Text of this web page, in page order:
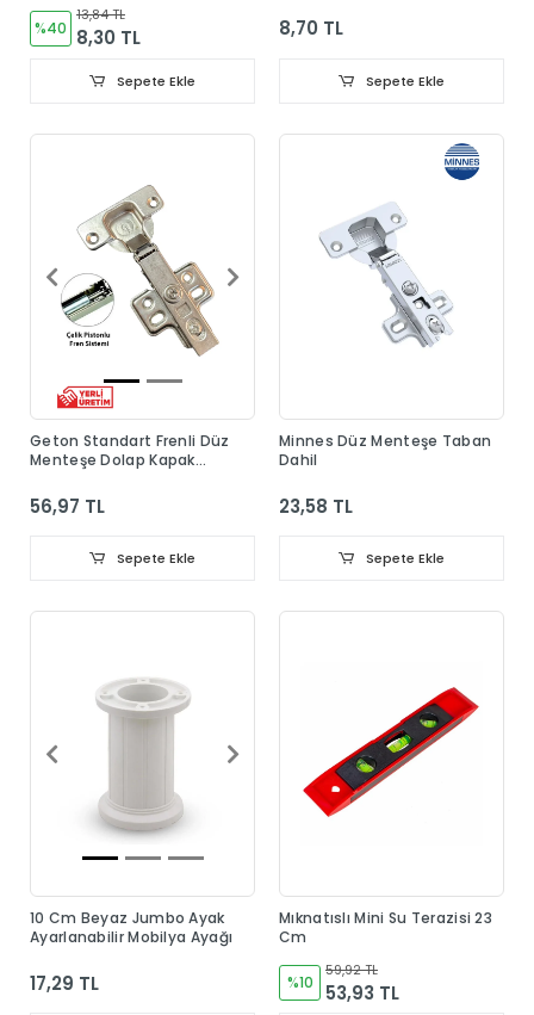
%40
13,84 TL
8,30 TL
Sepete Ekle
8,70 TL
Sepete Ekle
Geton Standart Frenli Düz
Menteşe Dolap Kapak
56,97 TL
Sepete Ekle
Minnes Düz Menteşe Taban
Dahil
23,58 TL
Sepete Ekle
10 Cm Beyaz Jumbo Ayak
Ayarlanabilir Mobilya Ayağı
17,29 TL
Mıknatıslı Mini Su Terazisi 23
Cm
%10
59,92 TL
53,93 TL